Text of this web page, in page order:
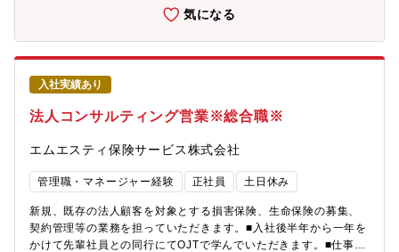
事労務に関するコンサルティング・保険を中心とした財務対策、
経営コンサルティング・就業規則・社会保険についてのセミナー
講師・労働保険・社会保険実務の相談業務※当社は毎年多くの就
業規則や働き方改革に関するセミナーを開催しており、 2000名
以上の企業経営者や会計事務所の方々にご参加いただいていま
す。 企業の経営にまで踏み込んだ提案には高い評価が寄せられ
ています。【残業】月20-30時間程度※残業なし、6H以上の時短
勤務など対応可能です、ご相談ください。
気になる
入社実績あり
法人コンサルティング営業※総合職※
エムエスティ保険サービス株式会社
管理職・マネージャー経験 正社員 土日休み
新規、既存の法人顧客を対象とする損害保険、生命保険の募集、
契約管理等の業務を担っていただきます。■入社後半年から一年を
かけて先輩社員との同行にてOJTで学んでいただきます。■仕事詳